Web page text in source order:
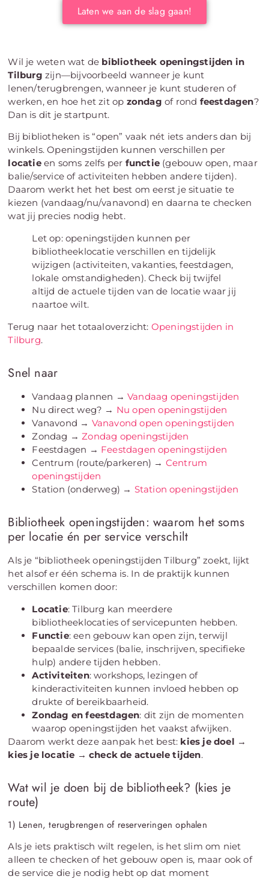
Wil je weten wat de bibliotheek openingstijden in
Tilburg zijn—bijvoorbeeld wanneer je kunt
lenen/terugbrengen, wanneer je kunt studeren of
werken, en hoe het zit op zondag of rond feestdagen?
Dan is dit je startpunt.
Bij bibliotheken is “open” vaak nét iets anders dan bij
winkels. Openingstijden kunnen verschillen per
locatieen soms zelfs per functie (gebouw open, maar
balie/service of activiteiten hebben andere tijden).
Daarom werkt het het best om eerst je situatie te
kiezen (vandaag/nu/vanavond) en daarna te checken
wat jij precies nodig hebt.
Let op: openingstijden kunnen per
bibliotheeklocatie verschillen en tijdelijk
wijzigen (activiteiten, vakanties, feestdagen,
lokale omstandigheden). Check bij twijfel
altijd de actuele tijden van de locatie waar jij
naartoe wilt.
Terug naar het totaaloverzicht: Openingstijden in
Tilburg.
Snel naar
Vandaag plannen →Vandaag openingstijden
Nu direct weg? → Nu open openingstijden
Vanavond → Vanavond open openingstijden
Zondag →Zondag openingstijden
Feestdagen → Feestdagen openingstijden
Centrum (route/parkeren) → Centrum
openingstijden
Station (onderweg) → Station openingstijden
Bibliotheek openingstijden: waarom het soms
per locatie én per service verschilt
Als je “bibliotheek openingstijden Tilburg” zoekt, lijkt
het alsof er één schema is. In de praktijk kunnen
verschillen komen door:
Locatie: Tilburg kan meerdere
bibliotheeklocaties of servicepunten hebben.
Functie: een gebouw kan open zijn, terwijl
bepaalde services (balie, inschrijven, specifieke
hulp) andere tijden hebben.
Activiteiten: workshops, lezingen of
kinderactiviteiten kunnen invloed hebben op
drukte of bereikbaarheid.
Zondag en feestdagen: dit zijn de momenten
waarop openingstijden het vaakst afwijken.
Daarom werkt deze aanpak het best: kies je doel →
kies je locatie → check de actuele tijden.
Wat wil je doen bij de bibliotheek? (kies je
route)
1) Lenen, terugbrengen of reserveringen ophalen
Als je iets praktisch wilt regelen, is het slim om niet
alleen te checken of het gebouw open is, maar ook of
de service die je nodig hebt op dat moment
Laten we aan de slag gaan!